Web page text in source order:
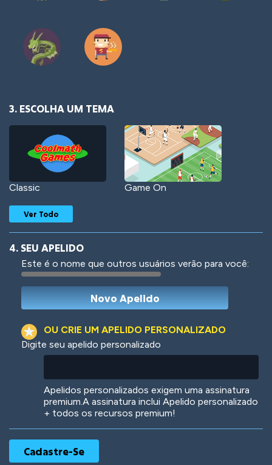
3. ESCOLHA UM TEMA
Classic Game On
Woof Jungle Cats
Ver Todo
4. SEU APELIDO
Este é o nome que outros usuários verão para você:
OU CRIE UM APELIDO PERSONALIZADO
Digite seu apelido personalizado
Apelidos personalizados exigem uma assinatura
premium.A assinatura inclui Apelido personalizado
+ todos os recursos premium!